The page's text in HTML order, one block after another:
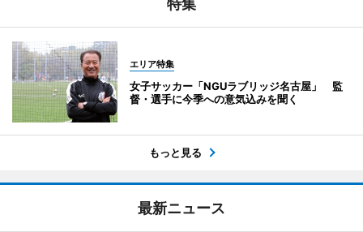
エリア特集
女子サッカー「NGUラブリッジ名古屋」 監
督・選手に今季への意気込みを聞く
もっと見る
最新ニュース